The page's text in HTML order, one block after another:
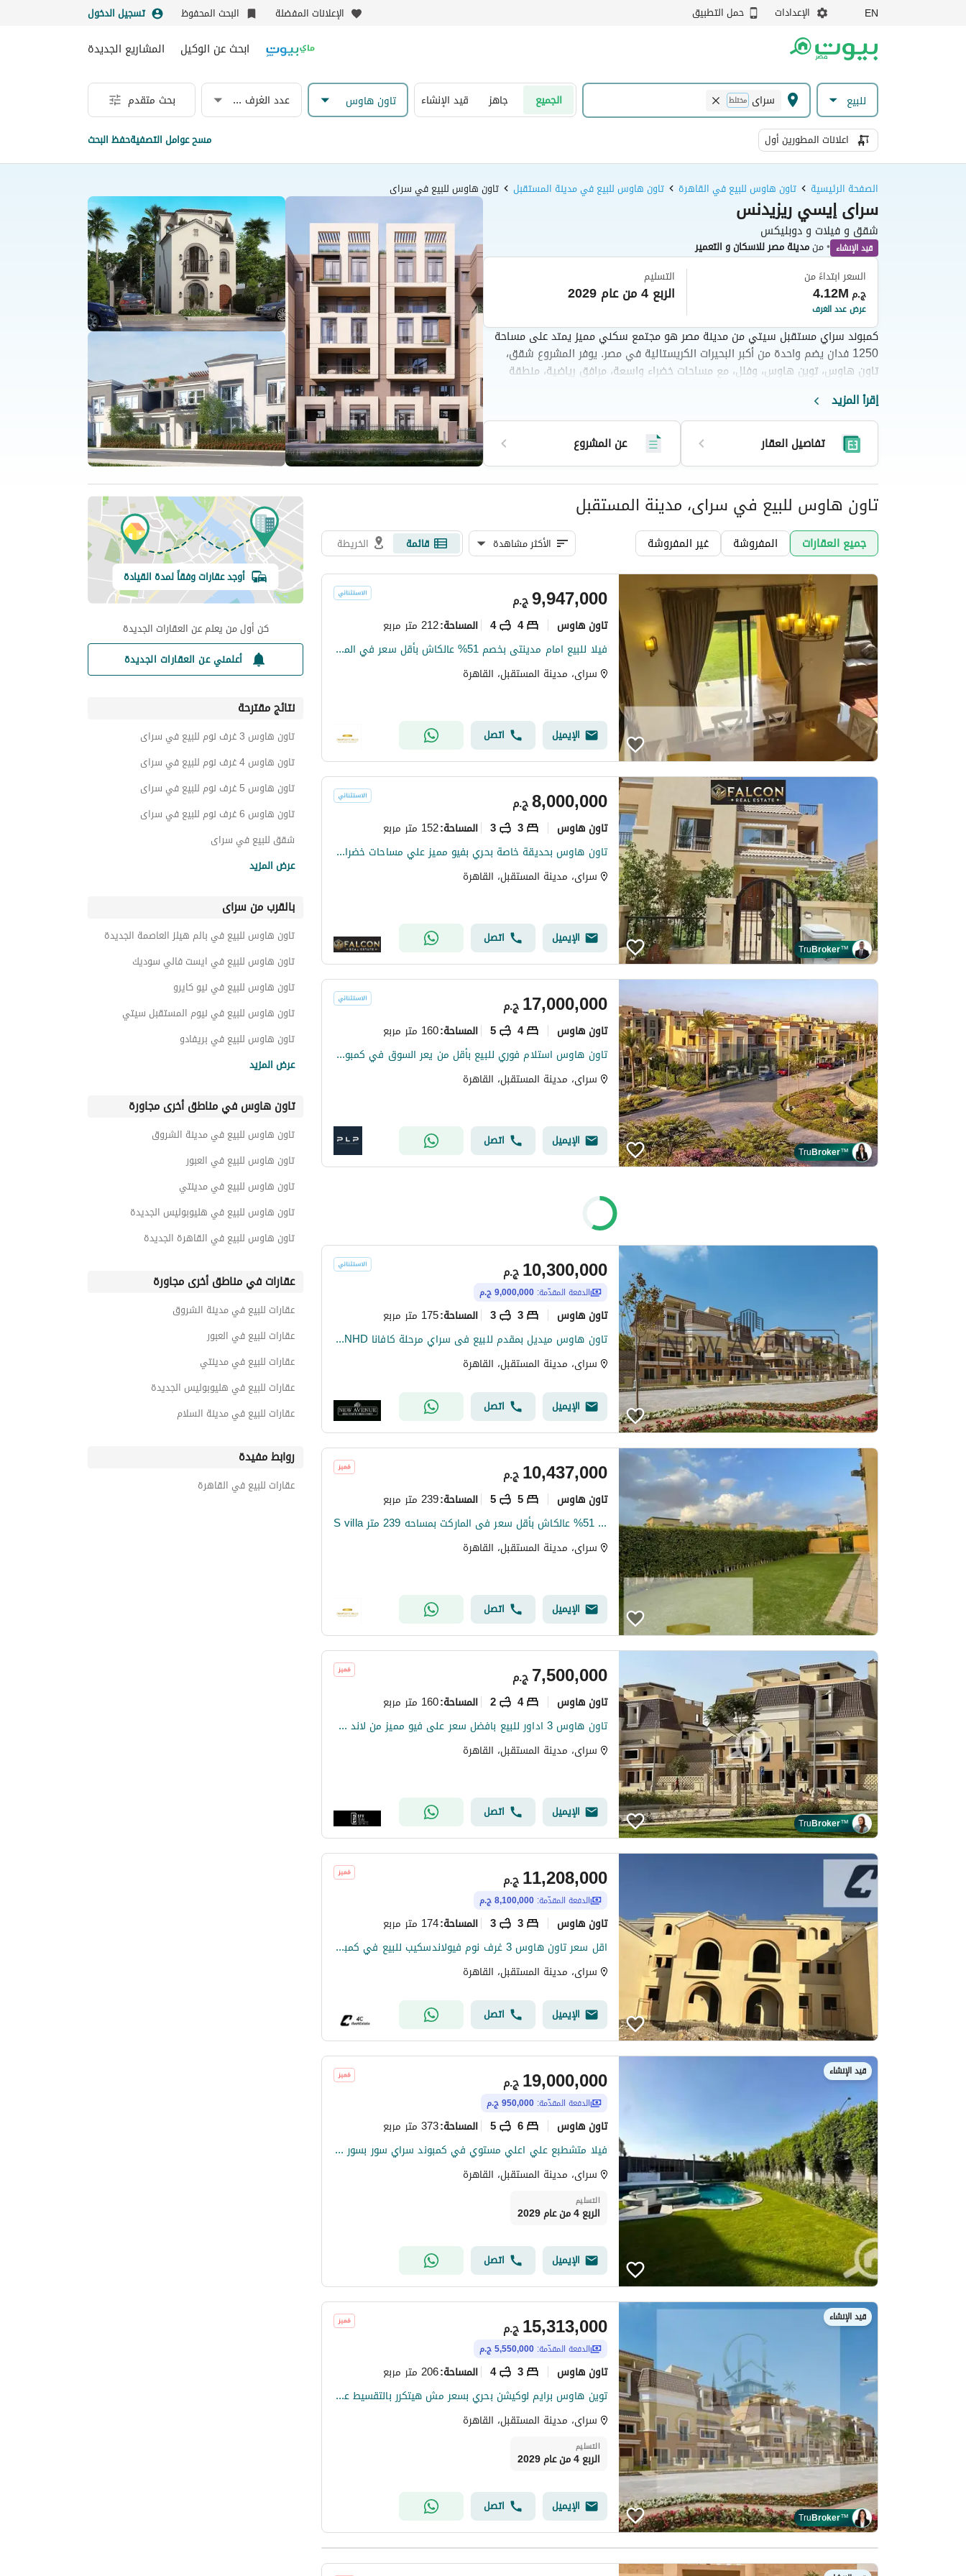
EN الإعدادات حمل التطبيق الإعلانات المفضلة البحث المحفوظ تسجيل الدخول
ابحث عن الوكيل المشاريع الجديدة
للبيع سراى مختلط الجميع جاهز قيد الإنشاء تاون هاوس عدد الغرف & الحمامات بحث متقدم
اعلانات المطورين أول مسح عوامل التصفيةحفظ البحث
الصفحة الرئيسية تاون هاوس للبيع في القاهرة تاون هاوس للبيع في مدينة المستقبل تاون هاوس للبيع في سراى
سراى إيسي ريزيدنس
شقق و فيلات و دوبليكس
قيد الإنشاء •منمدينة مصر للاسكان و التعمير
السعر ابتداءً من
ج.م4.12M
عرض عدد الغرف
التسليم
الربع 4 من عام 2029
كمبوند سراي مستقبل سيتي من مدينة مصر هو مجتمع سكني مميز يمتد على مساحة
1250 فدان يضم واحدة من أكبر البحيرات الكريستالية في مصر. يوفر المشروع شقق،
تاون هاوس، توين هاوس، وفلل، مع مساحات خضراء واسعة، مرافق رياضية، منطقة
السويس.
إقرأ المزيد
تفاصيل العقار عن المشروع
تفاصيل العقار
تاون هاوس للبيع في سراى، مدينة المستقبل
جميع العقارات المفروشة غير المفروشة الأكثر مشاهدة قائمة الخريطة
ج.م9,947,000
تاون هاوس 4
4 المساحة:212 متر مربع
فيلا للبيع امام مدينتى بخصم 51% عالكاش بأقل سعر في الماركت من سنتين
سراى، مدينة المستقبل، القاهرة
الإيميل اتصل
TruBroker™
ج.م8,000,000
تاون هاوس 3
3 المساحة:152 متر مربع
تاون هاوس بحديقة خاصة بحري بفيو مميز علي مساحات خضراء دايركت علي طريق السويس في كمبوند سراي امام مدينتي
سراى، مدينة المستقبل، القاهرة
الإيميل اتصل
TruBroker™
ج.م17,000,000
تاون هاوس 4
5 المساحة:160 متر مربع
تاون هاوس استلام فوري للبيع بأقل من يعر السوق في كمبوند سراي - مدينة نصر للإسكان، مدينة المستقبل
سراى، مدينة المستقبل، القاهرة
الإيميل اتصل
ج.م10,300,000
الدفعة المقدّمة: 9,000,000 ج.م
تاون هاوس 3
3 المساحة:175 متر مربع
تاون هاوس ميديل بمقدم للبيع فى سراي مرحلة كافانا Sarai Phase cavana MNHD فى موقع متميز جدا و فيو لى بحيرة وجاهزة على الاستلام الفورى
سراى، مدينة المستقبل، القاهرة
الإيميل اتصل
ج.م10,437,000
تاون هاوس 5
5 المساحة:239 متر مربع
S villa للبيع في سراى بخصم 51% عالكاش بأقل سعر فى الماركت بمساحه 239 متر
سراى، مدينة المستقبل، القاهرة
الإيميل اتصل
TruBroker™
ج.م7,500,000
تاون هاوس 4
2 المساحة:160 متر مربع
تاون هاوس 3 اداور للبيع بافضل سعر على فيو مميز من لاند سكيب طريق السويس بجوار مدينتى بكمبوند ( سراى Sarai )
سراى، مدينة المستقبل، القاهرة
الإيميل اتصل
ج.م11,208,000
الدفعة المقدّمة: 8,100,000 ج.م
تاون هاوس 3
3 المساحة:174 متر مربع
اقل سعر تاون هاوس 3 غرف نوم فيولاندسكيب للبيع في كمبوند سراي مدينه المستقبل كافاناSarai Compound Cavana, Mostakbal City
سراى، مدينة المستقبل، القاهرة
الإيميل اتصل
قيد الإنشاء
ج.م19,000,000
الدفعة المقدّمة: 950,000 ج.م
تاون هاوس 6
5 المساحة:373 متر مربع
فيلا متشطبع علي اعلي مستوي في كمبوند سراي سور بسور مع مدينتي ودايركت علي طريق السويس الفيلا 6 غرف ومساحتها كبيره جدا 373 متر صافي بسعر لم يتكرر لقطه.
سراى، مدينة المستقبل، القاهرة
التسليم
الربع 4 من عام 2029
الإيميل اتصل
قيد الإنشاء
TruBroker™
ج.م15,313,000
الدفعة المقدّمة: 5,550,000 ج.م
تاون هاوس 3
4 المساحة:206 متر مربع
توين هاوس برايم لوكيشن بحري بسعر مش هيتكرر بالتقسيط علي 6 سنين في كمبوند سور بسور مدينتي كمبوند ساكن بالفعل ومتكامل الخدمات والمرافق
سراى، مدينة المستقبل، القاهرة
التسليم
الربع 4 من عام 2029
الإيميل اتصل
أوجد عقارات وفقاً لمدة القيادة
كن أول من يعلم عن العقارات الجديدة
أعلمني عن العقارات الجديدة
نتائج مقترحة
تاون هاوس 3 غرف نوم للبيع في سراى
تاون هاوس 4 غرف نوم للبيع في سراى
تاون هاوس 5 غرف نوم للبيع في سراى
تاون هاوس 6 غرف نوم للبيع في سراى
شقق للبيع في سراى
بنتهاوس للبيع في سراى
اي فيلا للبيع في سراى
توين هاوس للبيع في سراى
غرف للبيع في سراى
شقق فندقية للبيع في سراى
عقارات سكنية اخرى للبيع في سراى
عقارات للبيع في سراى
عرض المزيد
بالقرب من سراى
تاون هاوس للبيع في بالم هيلز العاصمة الجديدة
تاون هاوس للبيع في ايست فالي سوديك
تاون هاوس للبيع في نيو كايرو
تاون هاوس للبيع في نيوم المستقبل سيتي
تاون هاوس للبيع في بريفادو
تاون هاوس للبيع في المقصد
تاون هاوس للبيع في اليفا ماونتن فيو
تاون هاوس للبيع في ذا بترفلاي
عرض المزيد
تاون هاوس في مناطق أخرى مجاورة
تاون هاوس للبيع في مدينة الشروق
تاون هاوس للبيع في العبور
تاون هاوس للبيع في مدينتي
تاون هاوس للبيع في هليوبوليس الجديدة
تاون هاوس للبيع في القاهرة الجديدة
عقارات في مناطق أخرى مجاورة
عقارات للبيع في مدينة الشروق
عقارات للبيع في العبور
عقارات للبيع في مدينتي
عقارات للبيع في هليوبوليس الجديدة
عقارات للبيع في مدينة السلام
روابط مفيدة
عقارات للبيع في القاهرة